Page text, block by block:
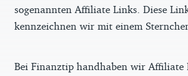
sogenannten Affiliate Links. Diese
kennzeichnen wir mit einem
Bei Finanztip handhaben wir Affiliate